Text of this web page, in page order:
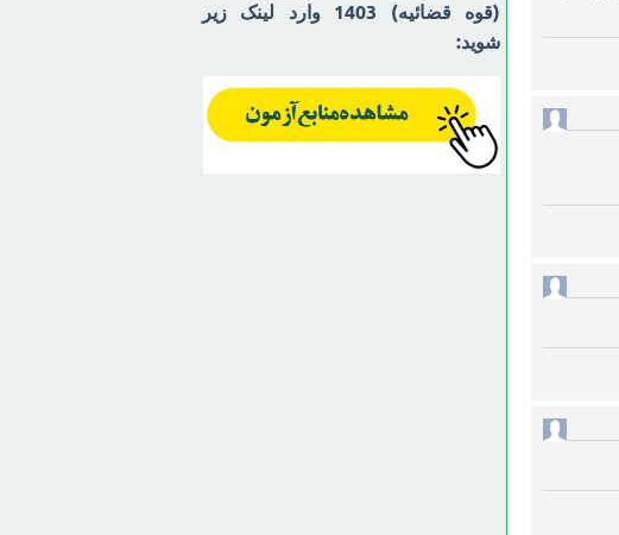
(قوه قضائیه) 1403 وارد لینک زیر
شوید: